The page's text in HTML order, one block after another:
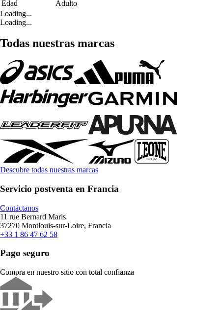
Edad
Adulto
Loading...
Loading...
Todas nuestras marcas
Descubre todas nuestras marcas
Servicio postventa en Francia
Contáctanos
11 rue Bernard Maris
37270 Montlouis-sur-Loire, Francia
+33 1 86 47 62 58
Pago seguro
Compra en nuestro sitio con total confianza